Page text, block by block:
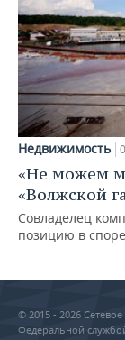
Недвижимость
«Не можем
«Волжской
Совладелец
позицию в
© 2015 - 2026
Федеральной